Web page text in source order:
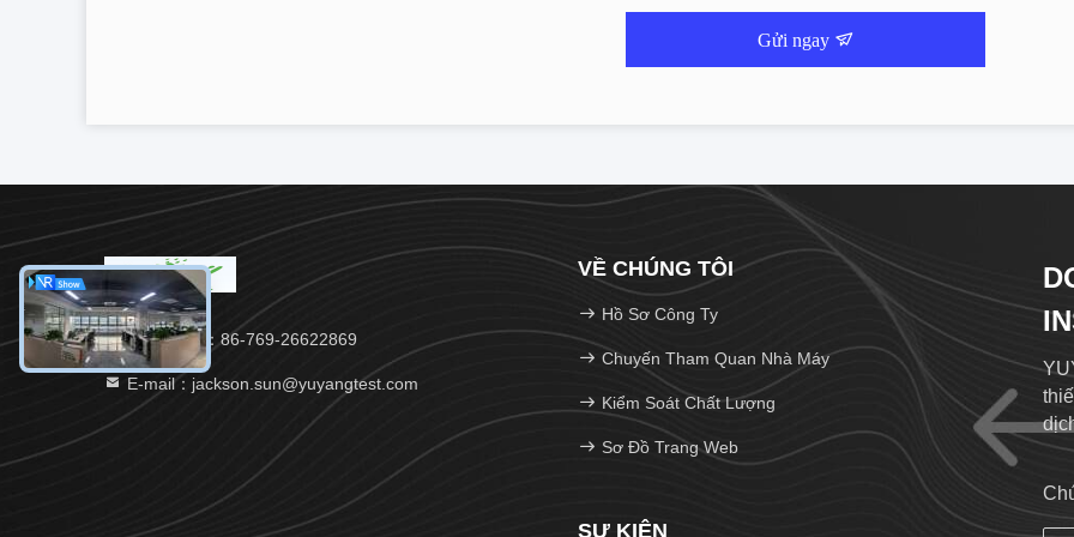
Gửi ngay
Điện thoại：86-769-26622869
E-mail：jackson.sun@yuyangtest.com
VỀ CHÚNG TÔI
Hồ Sơ Công Ty
Chuyến Tham Quan Nhà Máy
Kiểm Soát Chất Lượng
Sơ Đồ Trang Web
SỰ KIỆN